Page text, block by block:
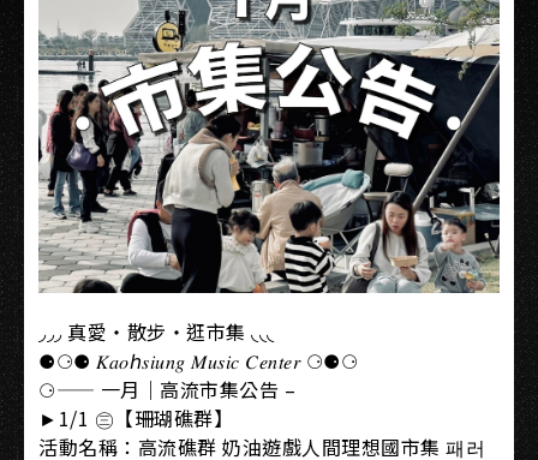
◞◞◞ 真愛・散步・逛市集 ◟◟◟
⚈⚆⚈ 𝐾𝑎𝑜ℎ𝑠𝑖𝑢𝑛𝑔 𝑀𝑢𝑠𝑖𝑐 𝐶𝑒𝑛𝑡𝑒𝑟 ⚆⚈⚆
⚆—— 一月｜高流市集公告 –
►1/1 ㊂【珊瑚礁群】
活動名稱：高流礁群 奶油遊戲人間理想國市集 패러